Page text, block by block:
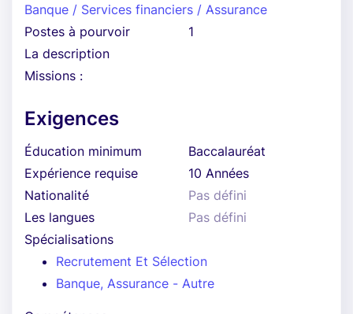
Banque / Services financiers / Assurance
Postes à pourvoir
1
La description
Missions :
Exigences
Éducation minimum
Baccalauréat
Expérience requise
10 Années
Nationalité
Pas défini
Les langues
Pas défini
Spécialisations
Recrutement Et Sélection
Banque, Assurance - Autre